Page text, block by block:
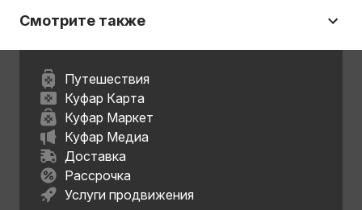
Смотрите также
Путешествия
Куфар Карта
Куфар Маркет
Куфар Медиа
Доставка
Рассрочка
Услуги продвижения